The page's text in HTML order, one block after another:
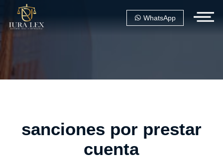
WhatsApp
sanciones por prestar
cuenta